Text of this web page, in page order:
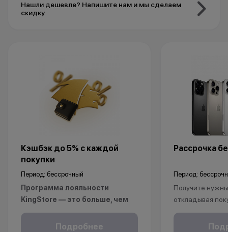
Нашли дешевле? Напишите нам и мы сделаем
скидку
Кэшбэк до 5% с каждой
покупки
Период: бессрочный
Программа лояльности
KingStore — это больше, чем
просто бонусы.
Покупайте технику и аксессуары,
Подробнее
Рассрочка
Период:
Получите
откладывая
Рассрочка без
клиентов от 18